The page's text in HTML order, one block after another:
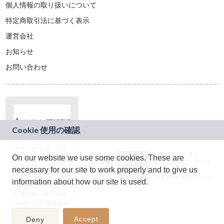
On our website we use some cookies. These are
necessary for our site to work properly and to give us
information about how our site is used.
Deny Accept
個人情報の取り扱いについて
特定商取引法に基づく表示
運営会社
お知らせ
お問い合わせ
ドコモグループの新
規事業創出プログラ
ム「docomo
STARTUP」を通じて
JASRAC許諾番号：
9024936001Y45037
JASRAC許諾番号：